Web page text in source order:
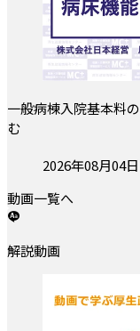
一般病棟入院基本料
む
投稿日:2026年08月04
動画一覧へ
解説動画